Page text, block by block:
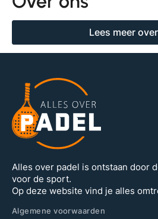
Lees meer
Alles over padel is ontstaan door
voor de sport.
Op deze website vind je alles
Algemene voorwaarden